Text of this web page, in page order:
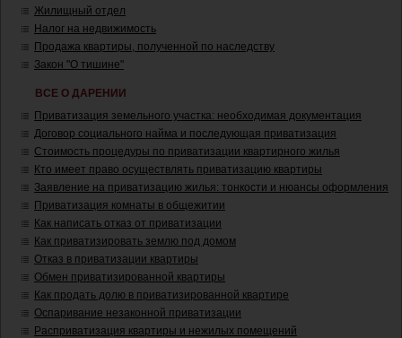
Жилищный отдел
Налог на недвижимость
Продажа квартиры, полученной по наследству
Закон "О тишине"
ВСЕ О ДАРЕНИИ
Приватизация земельного участка: необходимая документация
Договор социального найма и последующая приватизация
Стоимость процедуры по приватизации квартирного жилья
Кто имеет право осуществлять приватизацию квартиры
Заявление на приватизацию жилья: тонкости и нюансы оформления
Приватизация комнаты в общежитии
Как написать отказ от приватизации
Как приватизировать землю под домом
Отказ в приватизации квартиры
Обмен приватизированной квартиры
Как продать долю в приватизированной квартире
Оспаривание незаконной приватизации
Расприватизация квартиры и нежилых помещений